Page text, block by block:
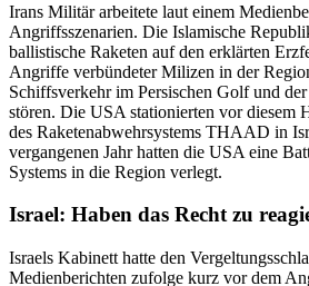
Irans Militär arbeitete laut einem
Angriffsszenarien. Die Islamische
ballistische Raketen auf den erklärten
Angriffe verbündeter Milizen in der
Schiffsverkehr im Persischen Golf und
stören. Die USA stationierten vor diesem
des Raketenabwehrsystems THAAD in
vergangenen Jahr hatten die USA eine
Systems in die Region verlegt.
Israel: Haben das Recht zu
Israels Kabinett hatte den
Medienberichten zufolge kurz vor dem